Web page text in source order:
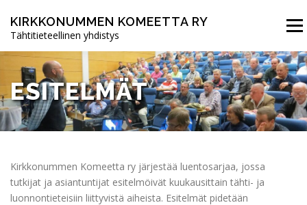
sisältöön
KIRKKONUMMEN KOMEETTA RY
Tähtitieteellinen yhdistys
ETUSIVU UUTISET TOIMINTA YHDISTYS
LIITY JÄSENEKSI
ESITELMÄT
Kirkkonummen Komeetta ry järjestää luentosarjaa, jossa
tutkijat ja asiantuntijat esitelmöivät kuukausittain tähti- ja
luonnontieteisiin liittyvistä aiheista. Esitelmät pidetään